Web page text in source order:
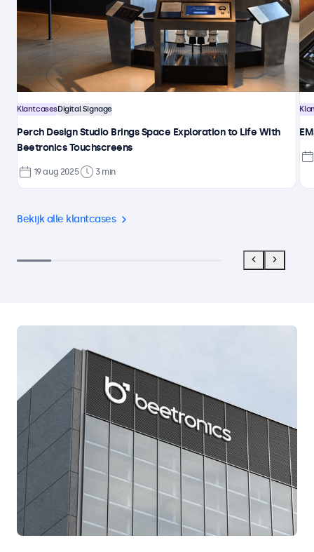
Bekijk alle klantcases
KlantcasesDigital Signage
Perch Design Studio Brings Space Exploration to Life With
Beetronics Touchscreens
19 aug 2025 3 min